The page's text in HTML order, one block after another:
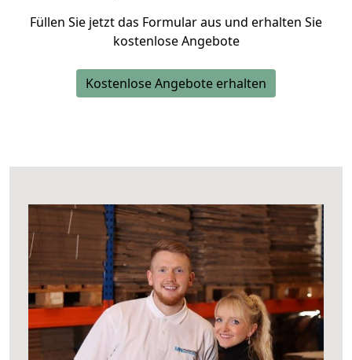
Füllen Sie jetzt das Formular aus und erhalten Sie
kostenlose Angebote
Kostenlose Angebote erhalten